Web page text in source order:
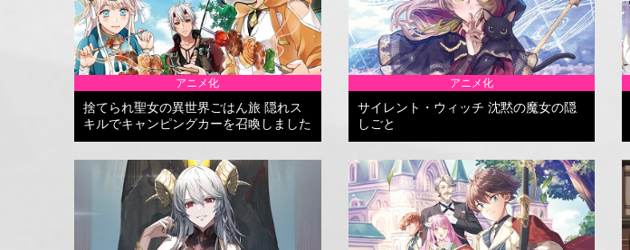
アニメ化
捨てられ聖女の異世界ごはん旅 隠れス
キルでキャンピングカーを召喚しました
アニメ化
サイレント・ウィッチ 沈黙の魔女の隠
しごと